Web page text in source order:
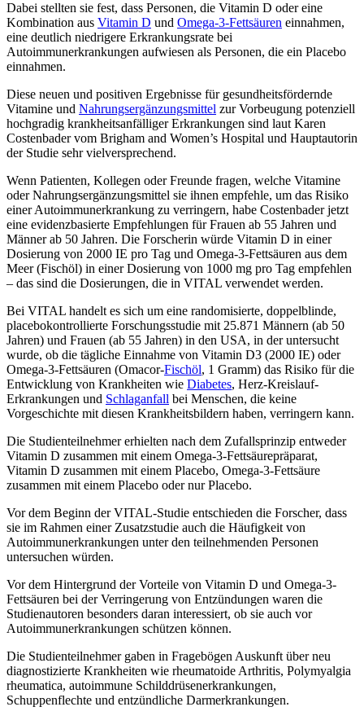
Dabei stellten sie fest, dass Personen, die Vitamin D oder eine
Kombination aus Vitamin D und Omega-3-Fettsäuren einnahmen,
eine deutlich niedrigere Erkrankungsrate bei
Autoimmunerkrankungen aufwiesen als Personen, die ein Placebo
einnahmen.
Diese neuen und positiven Ergebnisse für gesundheitsfördernde
Vitamine und Nahrungsergänzungsmittel zur Vorbeugung potenziell
hochgradig krankheitsanfälliger Erkrankungen sind laut Karen
Costenbader vom Brigham and Women’s Hospital und Hauptautorin
der Studie sehr vielversprechend.
Wenn Patienten, Kollegen oder Freunde fragen, welche Vitamine
oder Nahrungsergänzungsmittel sie ihnen empfehle, um das Risiko
einer Autoimmunerkrankung zu verringern, habe Costenbader jetzt
eine evidenzbasierte Empfehlungen für Frauen ab 55 Jahren und
Männer ab 50 Jahren. Die Forscherin würde Vitamin D in einer
Dosierung von 2000 IE pro Tag und Omega-3-Fettsäuren aus dem
Meer (Fischöl) in einer Dosierung von 1000 mg pro Tag empfehlen
– das sind die Dosierungen, die in VITAL verwendet werden.
Bei VITAL handelt es sich um eine randomisierte, doppelblinde,
placebokontrollierte Forschungsstudie mit 25.871 Männern (ab 50
Jahren) und Frauen (ab 55 Jahren) in den USA, in der untersucht
wurde, ob die tägliche Einnahme von Vitamin D3 (2000 IE) oder
Omega-3-Fettsäuren (Omacor-Fischöl, 1 Gramm) das Risiko für die
Entwicklung von Krankheiten wie Diabetes, Herz-Kreislauf-
Erkrankungen und Schlaganfall bei Menschen, die keine
Vorgeschichte mit diesen Krankheitsbildern haben, verringern kann.
Die Studienteilnehmer erhielten nach dem Zufallsprinzip entweder
Vitamin D zusammen mit einem Omega-3-Fettsäurepräparat,
Vitamin D zusammen mit einem Placebo, Omega-3-Fettsäure
zusammen mit einem Placebo oder nur Placebo.
Vor dem Beginn der VITAL-Studie entschieden die Forscher, dass
sie im Rahmen einer Zusatzstudie auch die Häufigkeit von
Autoimmunerkrankungen unter den teilnehmenden Personen
untersuchen würden.
Vor dem Hintergrund der Vorteile von Vitamin D und Omega-3-
Fettsäuren bei der Verringerung von Entzündungen waren die
Studienautoren besonders daran interessiert, ob sie auch vor
Autoimmunerkrankungen schützen können.
Die Studienteilnehmer gaben in Fragebögen Auskunft über neu
diagnostizierte Krankheiten wie rheumatoide Arthritis, Polymyalgia
rheumatica, autoimmune Schilddrüsenerkrankungen,
Schuppenflechte und entzündliche Darmerkrankungen.